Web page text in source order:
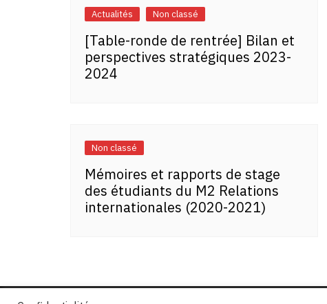
Actualités Non classé
[Table-ronde de rentrée] Bilan et
perspectives stratégiques 2023-
2024
Non classé
Mémoires et rapports de stage
des étudiants du M2 Relations
internationales (2020-2021)